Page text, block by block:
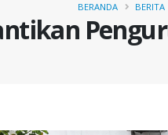
BERANDA BERITA